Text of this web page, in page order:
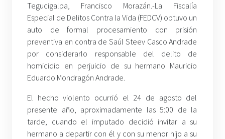
Tegucigalpa, Francisco Morazán.-La Fiscalía
Especial de Delitos Contra la Vida (FEDCV) obtuvo un
auto de formal procesamiento con prisión
preventiva en contra de Saúl Steev Casco Andrade
por considerarlo responsable del delito de
homicidio en perjuicio de su hermano Mauricio
Eduardo Mondragón Andrade.
El hecho violento ocurrió el 24 de agosto del
presente año, aproximadamente las 5:00 de la
tarde, cuando el imputado decidió invitar a su
hermano a departir con él y con su menor hijo a su